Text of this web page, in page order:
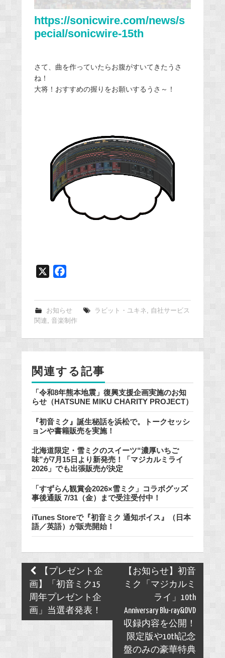
https://sonicwire.com/news/s
pecial/sonicwire-15th
さて、曲を作っていたらお腹がすいてきたうさ
ね！
大将！おすすめの握りをお願いするうさ～！
e
b
o
o
お知らせ ラビット・ユキネ, 自社サービス
関連, 音楽制作
関連する記事
「令和8年熊本地震」復興支援企画実施のお知
らせ（HATSUNE MIKU CHARITY PROJECT）
『初音ミク』誕生秘話を浜松で。トークセッシ
ョンや書籍販売を実施！
北海道限定・雪ミクのスイーツ“濃厚いちご
味”が7月15日より新発売！「マジカルミライ
2026」でも出張販売が決定
「すずらん観賞会2026×雪ミク」コラボグッズ
事後通販 7/31（金）まで受注受付中！
iTunes Storeで『初音ミク 通知ボイス』（日本
語／英語）が販売開始！
Post
navigation
【プレゼント企
画】「初音ミク15
周年プレゼント企
画」当選者発表！
【お知らせ】初音
ミク「マジカルミ
ライ」10th
Anniversary Blu-ray&DVD
収録内容を公開！
限定版や10th記念
盤のみの豪華特典